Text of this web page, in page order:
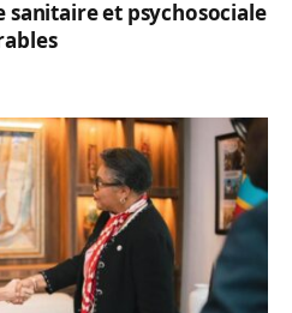
sanitaire et psychosociale